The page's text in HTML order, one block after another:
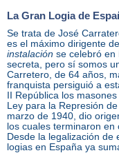
La Gran Logia de
Se trata de José
es el máximo dirigente
instalación se celebró en
secreta, pero sí somos
Carretero, de 64 años,
franquista persiguió a
II República los
Ley para la Represión
marzo de 1940, dio
los cuales terminaron
Desde la legalización de
logias en España ya